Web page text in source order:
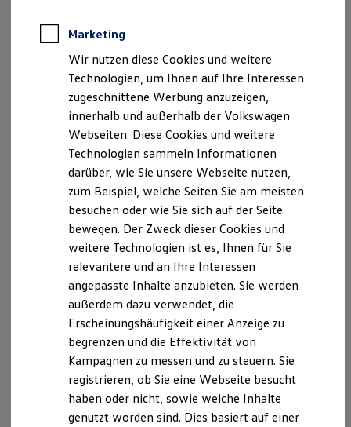
Rekuperation
Laden unterwegs
Laden Zuhause
Ladestationen finden
Ladezeitensimulator
Batterie
Sicherheit
Nachhaltigkeit
Technologie
Kosten und Kauf
Verbrauchskosten
Kaufoptionen
E-Auto-Förderung
Software und Konnektivität
Die ID. Software 6
ID. Software Versionen und Updates
Digitale Extras
Schnittstellen zu Ihrem ID.
Marke und Erlebnis
Volkswagen R und R Experience
R-Modelle
R Experience
Driving Experience
Volkswagen entdecken
Werkbesichtigung
Marketing
Wir nutzen diese Cookies und weitere
Technologien, um Ihnen auf Ihre Interessen
zugeschnittene Werbung anzuzeigen,
innerhalb und außerhalb der Volkswagen
Webseiten. Diese Cookies und weitere
Technologien sammeln Informationen
darüber, wie Sie unsere Webseite nutzen,
zum Beispiel, welche Seiten Sie am meisten
besuchen oder wie Sie sich auf der Seite
bewegen. Der Zweck dieser Cookies und
weitere Technologien ist es, Ihnen für Sie
relevantere und an Ihre Interessen
angepasste Inhalte anzubieten. Sie werden
außerdem dazu verwendet, die
Erscheinungshäufigkeit einer Anzeige zu
begrenzen und die Effektivität von
Kampagnen zu messen und zu steuern. Sie
registrieren, ob Sie eine Webseite besucht
haben oder nicht, sowie welche Inhalte
genutzt worden sind. Dies basiert auf einer